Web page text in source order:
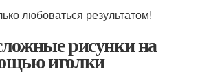
любоваться результатом!
рисунки на
иголки